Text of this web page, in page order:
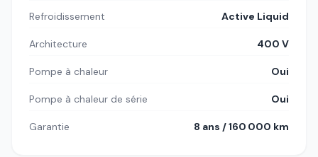
Refroidissement Active Liquid
Architecture 400 V
Pompe à chaleur Oui
Pompe à chaleur de série Oui
Garantie 8 ans / 160 000 km